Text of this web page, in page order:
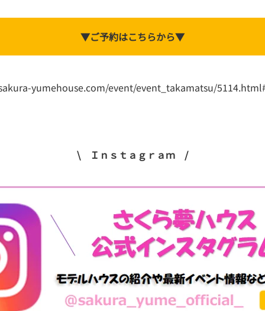
▼ご予約はこちらから▼
yumehouse.com/event/event_takamatsu/
\ Ｉｎｓｔａｇｒａｍ /